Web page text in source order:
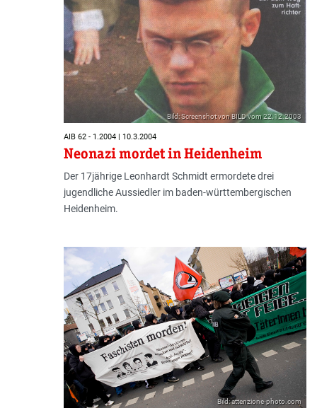
Bild: Screenshot von BILD vom 22.12.2003
AIB 62 - 1.2004 | 10.3.2004
Neonazi mordet in Heidenheim
Der 17jährige Leonhardt Schmidt ermordete drei
jugendliche Aus­sied­ler im baden-württembergischen
Heiden­heim.
Bild: attenzione-photo.com